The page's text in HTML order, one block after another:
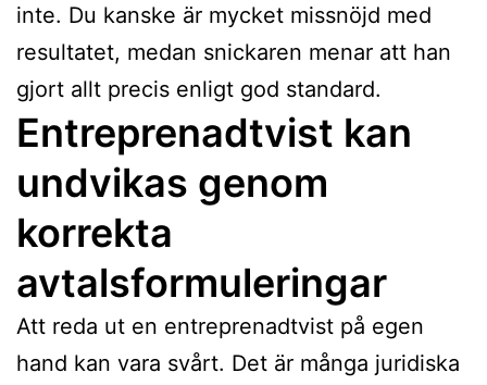
inte. Du kanske är mycket missnöjd med
resultatet, medan snickaren menar att han
gjort allt precis enligt god standard.
Entreprenadtvist kan
undvikas genom
korrekta
avtalsformuleringar
Att reda ut en entreprenadtvist på egen
hand kan vara svårt. Det är många juridiska